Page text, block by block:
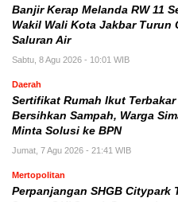
Banjir Kerap Melanda RW 11
Wakil Wali Kota Jakbar Turun
Saluran Air
Sabtu, 8 Agu 2026 - 10:01 WIB
Daerah
Sertifikat Rumah Ikut Terbakar
Bersihkan Sampah, Warga
Minta Solusi ke BPN
Jumat, 7 Agu 2026 - 21:41 WIB
Mertopolitan
Perpanjangan SHGB Citypark